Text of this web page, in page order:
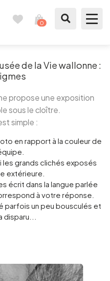
0
nous
de la Vie wallonne :
propose une exposition
sous le cloître.
simple :
en rapport à la couleur de
les grands clichés exposés
extérieure.
écrit dans la langue parlée
à votre réponse.
parfois un peu bousculés et
disparu...